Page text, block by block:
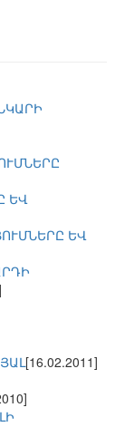
ԵՎ
ԵՎ
[16.02.2011]